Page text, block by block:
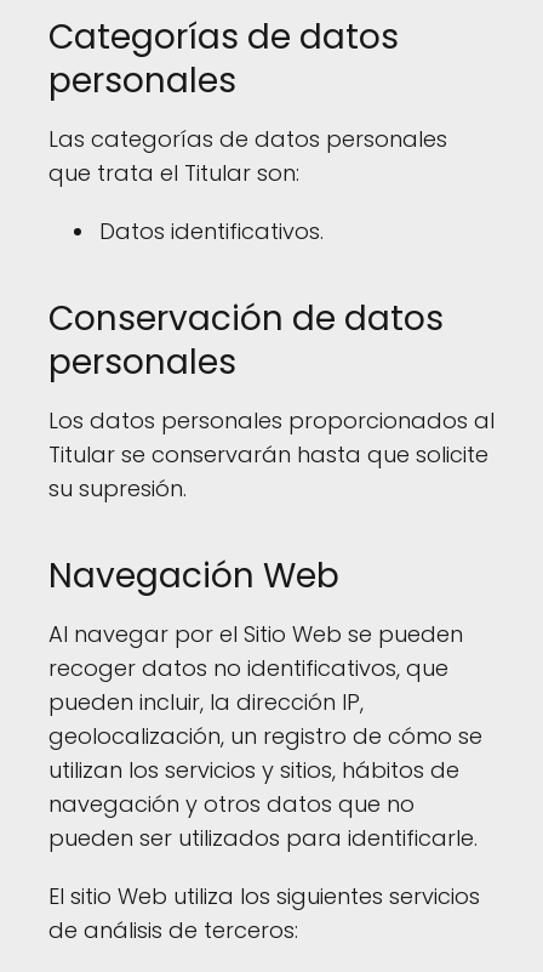
Categorías de datos
personales
Las categorías de datos personales
que trata el Titular son:
Datos identificativos.
Conservación de datos
personales
Los datos personales proporcionados al
Titular se conservarán hasta que solicite
su supresión.
Navegación Web
Al navegar por el Sitio Web se pueden
recoger datos no identificativos, que
pueden incluir, la dirección IP,
geolocalización, un registro de cómo se
utilizan los servicios y sitios, hábitos de
navegación y otros datos que no
pueden ser utilizados para identificarle.
El sitio Web utiliza los siguientes servicios
de análisis de terceros: